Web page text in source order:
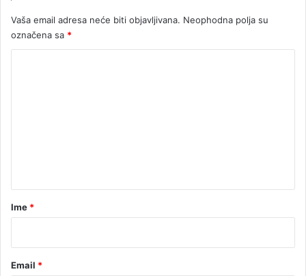
Vaša email adresa neće biti objavljivana. Neophodna polja su
označena sa *
rIme *
Email *